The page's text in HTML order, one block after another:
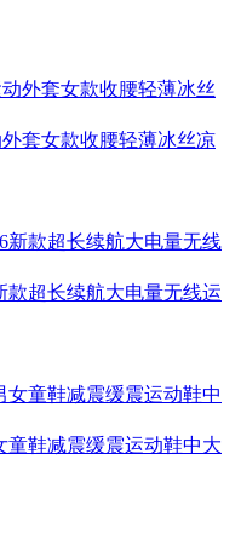
套女款收腰轻薄冰丝凉
款超长续航大电量无线运
童鞋减震缓震运动鞋中大